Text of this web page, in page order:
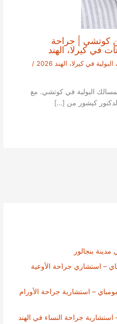
– استشاري جراحة الأوعية
– استشارية جراحة الأورام
جراحة النساء في الهند
كوتشي | جراحة
في كيرلا، الهند
في كيرلا، الهند 2026
/
البولية في كوتشي. مع